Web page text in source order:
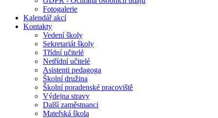
Fotogalerie
Kalendář akcí
Kontakty
Vedení školy
Sekretariát školy
Třídní učitelé
Netřídní učitelé
Asistenti pedagoga
Školní družina
Školní poradenské pracoviště
Výdejna stravy
Další zaměstnanci
Mateřská škola